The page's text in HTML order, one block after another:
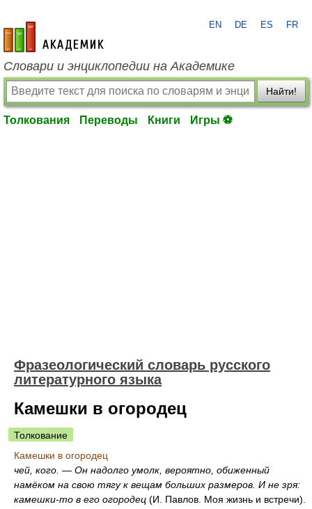
academic.ru
EN DE ES FR
Словари и энциклопедии на Академике
Найти!
Толкования Переводы Книги Игры ⚽
Фразеологический словарь русского
литературного языка
Камешки в огородец
Толкование
Камешки в огородец
чей, кого. — Он надолго умолк, вероятно, обиженный
намёком на свою тягу к вещам больших размеров. И не зря:
камешки-то в его огородец (И. Павлов. Моя жизнь и встречи).